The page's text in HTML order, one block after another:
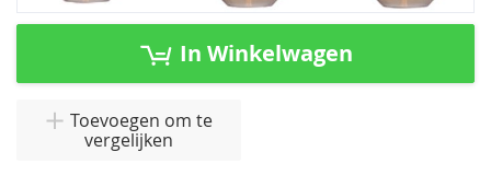
Ga
In Winkelwagen
Toevoegen om te
vergelijken